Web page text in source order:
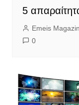
5
Emeis
0